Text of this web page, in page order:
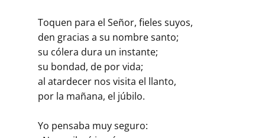
Toquen para el Señor, fieles suyos,
den gracias a su nombre santo;
su cólera dura un instante;
su bondad, de por vida;
al atardecer nos visita el llanto,
por la mañana, el júbilo.
Yo pensaba muy seguro: